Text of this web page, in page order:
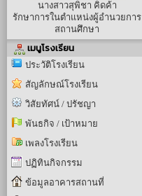
นางสาวสุพิชา คิดค้า
รักษาการในตำแหน่งผู้อำนวยการ
สถานศึกษา
เมนูโรงเรียน
ประวัติโรงเรียน
สัญลักษณ์โรงเรียน
วิสัยทัศน์ / ปรัชญา
พันธกิจ / เป้าหมาย
เพลงโรงเรียน
ปฏิทินกิจกรรม
ข้อมูลอาคารสถานที่